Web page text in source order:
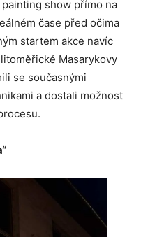
show přímo na
čase před očima
startem akce navíc
Masarykovy
se současnými
a dostali možnost